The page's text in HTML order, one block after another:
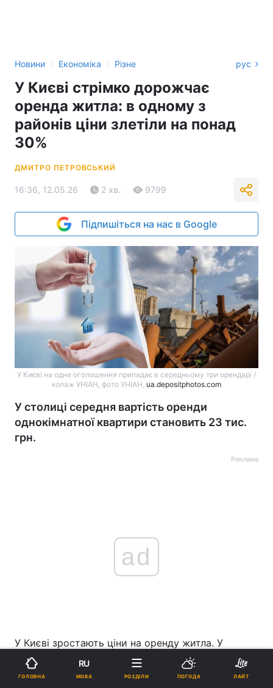
Новини › Економіка › Різне рус
У Києві стрімко дорожчає
оренда житла: в одному з
районів ціни злетіли на понад
30%
ДМИТРО ПЕТРОВСЬКИЙ
16:36, 12.05.26 2 хв. 9799
Підпишіться на нас в Google
У Києві на одне оголошення припадає в середньому три орендарі /
колаж УНІАН, фото УНІАН, ua.depositphotos.com
У столиці середня вартість оренди
однокімнатної квартири становить 23 тис.
грн.
Реклама
ad
У Києві зростають ціни на оренду житла. У
Печерському районі середня вартість
однокімнатної квартири за місяць зросла на 38%
ГОЛОВНА
RU
МОВА РОЗДІЛИ ПОГОДА ЛАЙТ